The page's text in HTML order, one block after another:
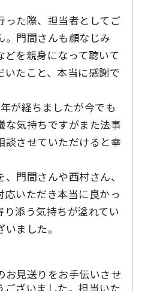
った際、担当者としてご
。門間さんも顔なじみ
を親身になって聴いて
いたこと、本当に感謝で
が経ちましたが今でも
な気持ちですがまた法事
談させていただけると幸
門間さんや西村さん、
いただき本当に良かっ
添う気持ちが溢れてい
ました。
お見送りをお手伝いさせ
ございました。担当いた